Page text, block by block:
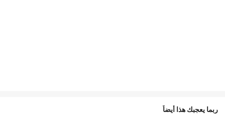
ربما يعجبك هذا أيضاً